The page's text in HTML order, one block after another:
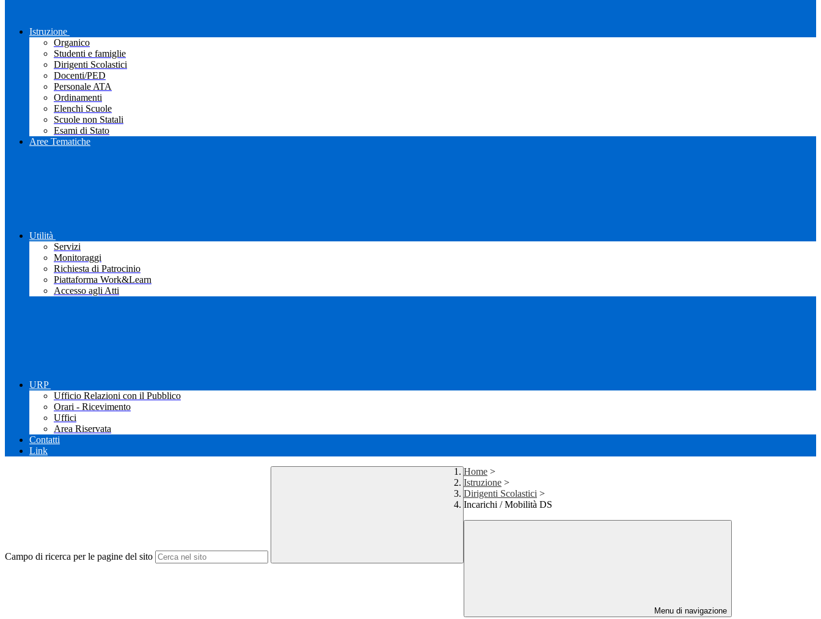
Istruzione
Organico
Studenti e famiglie
Dirigenti Scolastici
Docenti/PED
Personale ATA
Ordinamenti
Elenchi Scuole
Scuole non Statali
Esami di Stato
Aree Tematiche
Utilità
Servizi
Monitoraggi
Richiesta di Patrocinio
Piattaforma Work&Learn
Accesso agli Atti
URP
Ufficio Relazioni con il Pubblico
Orari - Ricevimento
Uffici
Area Riservata
Contatti
Link
Campo di ricerca per le pagine del sito
Home >
Istruzione >
Dirigenti Scolastici >
Incarichi / Mobilità DS
Menu di navigazione